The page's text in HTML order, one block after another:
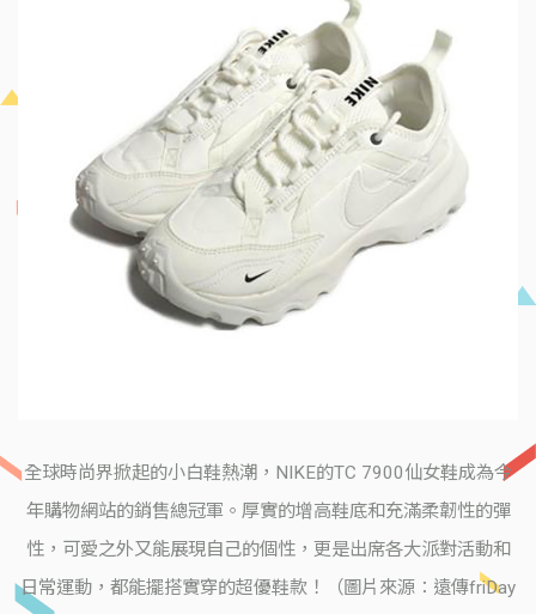
全球時尚界掀起的小白鞋熱潮，NIKE的TC 7900仙女鞋成為今
年購物網站的銷售總冠軍。厚實的增高鞋底和充滿柔韌性的彈
性，可愛之外又能展現自己的個性，更是出席各大派對活動和
日常運動，都能擺搭實穿的超優鞋款！（圖片來源：遠傳friDay